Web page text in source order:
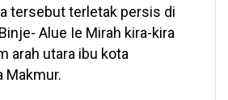
tersebut terletak persis di
Alue Ie Mirah kira-kira
arah utara ibu kota
Makmur.